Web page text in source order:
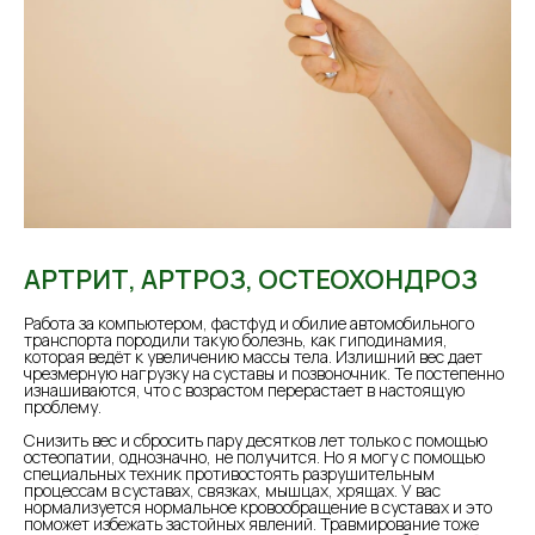
АРТРИТ, АРТРОЗ, ОСТЕОХОНДРОЗ
Работа за компьютером, фастфуд и обилие автомобильного
транспорта породили такую болезнь, как гиподинамия,
которая ведёт к увеличению массы тела. Излишний вес дает
чрезмерную нагрузку на суставы и позвоночник. Те постепенно
изнашиваются, что с возрастом перерастает в настоящую
проблему.
⠀
Снизить вес и сбросить пару десятков лет только с помощью
остеопатии, однозначно, не получится. Но я могу с помощью
специальных техник противостоять разрушительным
процессам в суставах, связках, мышцах, хрящах. У вас
нормализуется нормальное кровообращение в суставах и это
поможет избежать застойных явлений. Травмирование тоже